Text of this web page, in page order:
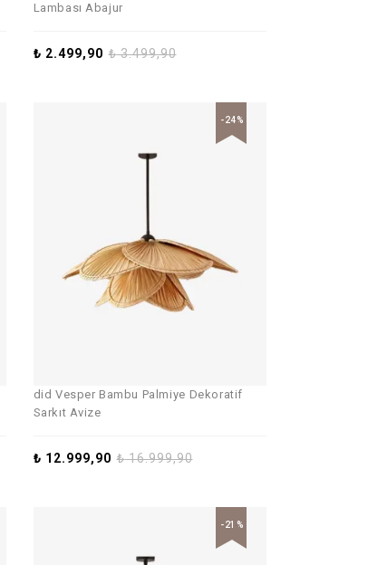
Lambası Abajur
₺3.499,90
₺ 2.499,90
-24%
did Vesper Bambu Palmiye Dekoratif
Sarkıt Avize
₺16.999,90
₺ 12.999,90
-21%